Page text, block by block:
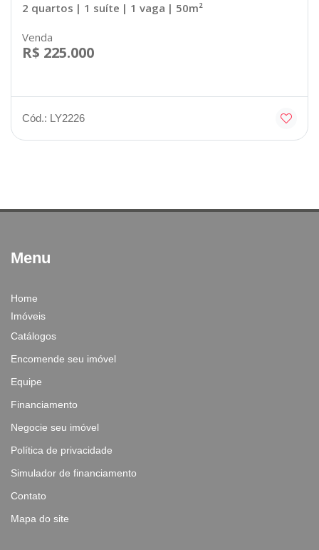
2 quartos | 1 suíte | 1 vaga | 50m²
Venda
R$ 225.000
Cód.: LY2226
Menu
Home
Imóveis
Catálogos
Encomende seu imóvel
Equipe
Financiamento
Negocie seu imóvel
Política de privacidade
Simulador de financiamento
Contato
Mapa do site